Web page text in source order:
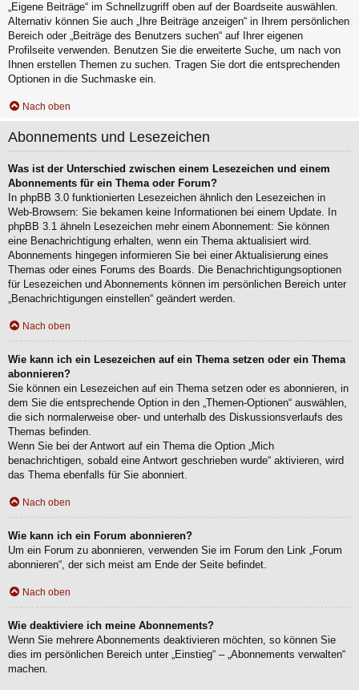
„Eigene Beiträge“ im Schnellzugriff oben auf der Boardseite auswählen.
Alternativ können Sie auch „Ihre Beiträge anzeigen“ in Ihrem persönlichen
Bereich oder „Beiträge des Benutzers suchen“ auf Ihrer eigenen
Profilseite verwenden. Benutzen Sie die erweiterte Suche, um nach von
Ihnen erstellen Themen zu suchen. Tragen Sie dort die entsprechenden
Optionen in die Suchmaske ein.
Nach oben
Abonnements und Lesezeichen
Was ist der Unterschied zwischen einem Lesezeichen und einem
Abonnements für ein Thema oder Forum?
In phpBB 3.0 funktionierten Lesezeichen ähnlich den Lesezeichen in
Web-Browsern: Sie bekamen keine Informationen bei einem Update. In
phpBB 3.1 ähneln Lesezeichen mehr einem Abonnement: Sie können
eine Benachrichtigung erhalten, wenn ein Thema aktualisiert wird.
Abonnements hingegen informieren Sie bei einer Aktualisierung eines
Themas oder eines Forums des Boards. Die Benachrichtigungsoptionen
für Lesezeichen und Abonnements können im persönlichen Bereich unter
„Benachrichtigungen einstellen“ geändert werden.
Nach oben
Wie kann ich ein Lesezeichen auf ein Thema setzen oder ein Thema
abonnieren?
Sie können ein Lesezeichen auf ein Thema setzen oder es abonnieren, in
dem Sie die entsprechende Option in den „Themen-Optionen“ auswählen,
die sich normalerweise ober- und unterhalb des Diskussionsverlaufs des
Themas befinden.
Wenn Sie bei der Antwort auf ein Thema die Option „Mich
benachrichtigen, sobald eine Antwort geschrieben wurde“ aktivieren, wird
das Thema ebenfalls für Sie abonniert.
Nach oben
Wie kann ich ein Forum abonnieren?
Um ein Forum zu abonnieren, verwenden Sie im Forum den Link „Forum
abonnieren“, der sich meist am Ende der Seite befindet.
Nach oben
Wie deaktiviere ich meine Abonnements?
Wenn Sie mehrere Abonnements deaktivieren möchten, so können Sie
dies im persönlichen Bereich unter „Einstieg“ – „Abonnements verwalten“
machen.